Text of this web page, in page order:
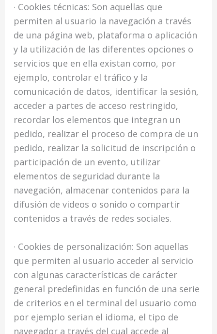
· Cookies técnicas: Son aquellas que
permiten al usuario la navegación a través
de una página web, plataforma o aplicación
y la utilización de las diferentes opciones o
servicios que en ella existan como, por
ejemplo, controlar el tráfico y la
comunicación de datos, identificar la sesión,
acceder a partes de acceso restringido,
recordar los elementos que integran un
pedido, realizar el proceso de compra de un
pedido, realizar la solicitud de inscripción o
participación de un evento, utilizar
elementos de seguridad durante la
navegación, almacenar contenidos para la
difusión de videos o sonido o compartir
contenidos a través de redes sociales.
· Cookies de personalización: Son aquellas
que permiten al usuario acceder al servicio
con algunas características de carácter
general predefinidas en función de una serie
de criterios en el terminal del usuario como
por ejemplo serian el idioma, el tipo de
navegador a través del cual accede al